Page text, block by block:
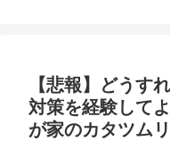
【悲報】どうす
対策を経験して
が家のカタツム